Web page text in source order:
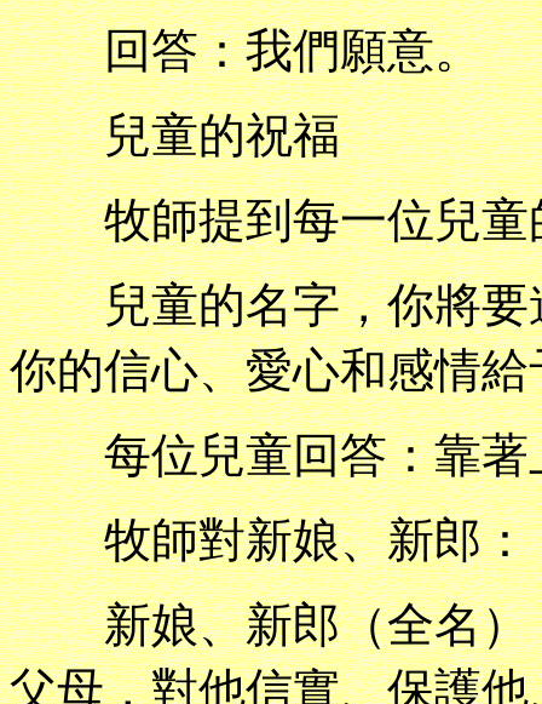
回答：我們願意。
兒童的祝福
牧師提到每一位兒童
兒童的名字，你將要
你的信心、愛心和感情
每位兒童回答：靠著
牧師對新娘、新郎：
新娘、新郎（全名）
父母，對他信實、保護